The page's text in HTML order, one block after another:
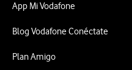
App Mi Vodafone
Blog Vodafone Conéctate
Plan Amigo